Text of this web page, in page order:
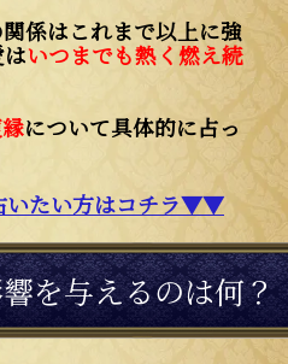
係はこれまで以上に強
いつまでも熱く燃え続
について具体的に占っ
たい方はコチラ▼▼
を与えるのは何？